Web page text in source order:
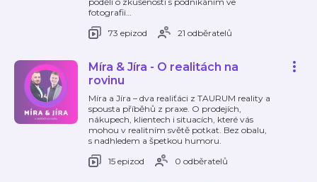
fotografii…
73 epizod
21 odběratelů
Míra & Jíra - O realitách na
rovinu
Míra a Jíra – dva realiťáci z TAURUM reality a
spousta příběhů z praxe. O prodejích,
nákupech, klientech i situacích, které vás
mohou v realitním světě potkat. Bez obalu,
s nadhledem a špetkou humoru.
15 epizod
0 odběratelů